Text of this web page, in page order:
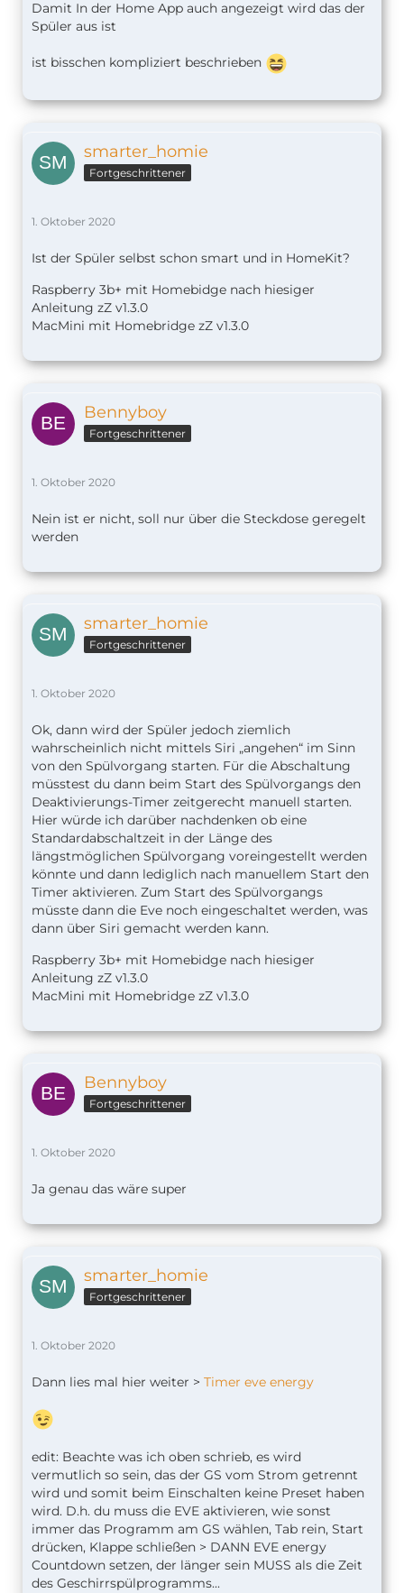
Damit In der Home App auch angezeigt wird das der
Spüler aus ist
ist bisschen kompliziert beschrieben
smarter_homie
Fortgeschrittener
1. Oktober 2020
Ist der Spüler selbst schon smart und in HomeKit?
Raspberry 3b+ mit Homebidge nach hiesiger
Anleitung zZ v1.3.0
MacMini mit Homebridge zZ v1.3.0
Bennyboy
Fortgeschrittener
1. Oktober 2020
Nein ist er nicht, soll nur über die Steckdose geregelt
werden
smarter_homie
Fortgeschrittener
1. Oktober 2020
Ok, dann wird der Spüler jedoch ziemlich
wahrscheinlich nicht mittels Siri „angehen“ im Sinn
von den Spülvorgang starten. Für die Abschaltung
müsstest du dann beim Start des Spülvorgangs den
Deaktivierungs-Timer zeitgerecht manuell starten.
Hier würde ich darüber nachdenken ob eine
Standardabschaltzeit in der Länge des
längstmöglichen Spülvorgang voreingestellt werden
könnte und dann lediglich nach manuellem Start den
Timer aktivieren. Zum Start des Spülvorgangs
müsste dann die Eve noch eingeschaltet werden, was
dann über Siri gemacht werden kann.
Raspberry 3b+ mit Homebidge nach hiesiger
Anleitung zZ v1.3.0
MacMini mit Homebridge zZ v1.3.0
Bennyboy
Fortgeschrittener
1. Oktober 2020
Ja genau das wäre super
smarter_homie
Fortgeschrittener
1. Oktober 2020
Dann lies mal hier weiter > Timer eve energy
edit: Beachte was ich oben schrieb, es wird
vermutlich so sein, das der GS vom Strom getrennt
wird und somit beim Einschalten keine Preset haben
wird. D.h. du muss die EVE aktivieren, wie sonst
immer das Programm am GS wählen, Tab rein, Start
drücken, Klappe schließen > DANN EVE energy
Countdown setzen, der länger sein MUSS als die Zeit
des Geschirrspülprogramms...